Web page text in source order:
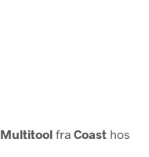
fra Coast hos